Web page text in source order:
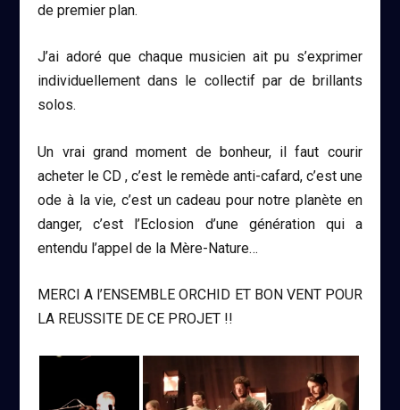
de premier plan.
J’ai adoré que chaque musicien ait pu s’exprimer
individuellement dans le collectif par de brillants
solos.
Un vrai grand moment de bonheur, il faut courir
acheter le CD , c’est le remède anti-cafard, c’est une
ode à la vie, c’est un cadeau pour notre planète en
danger, c’est l’Eclosion d’une génération qui a
entendu l’appel de la Mère-Nature…
MERCI A l’ENSEMBLE ORCHID ET BON VENT POUR
LA REUSSITE DE CE PROJET !!